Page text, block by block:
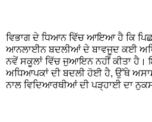
ਵਿਭਾਗ ਦੇ ਧਿਆਨ ਵਿੱਚ ਆਇਆ ਹੈ ਕਿ
ਆਨਲਾਈਨ ਬਦਲੀਆਂ ਦੇ ਬਾਵਜੂਦ ਕਈ
ਨਵੇਂ ਸਕੂਲਾਂ ਵਿੱਚ ਜੁਆਇਨ ਨਹੀਂ ਕੀਤਾ ਹੈ।
ਅਧਿਆਪਕਾਂ ਦੀ ਬਦਲੀ ਹੋਈ ਹੈ, ਉੱਥੇ
ਨਾਲ ਵਿਦਿਆਰਥੀਆਂ ਦੀ ਪੜ੍ਹਾਈ ਦਾ